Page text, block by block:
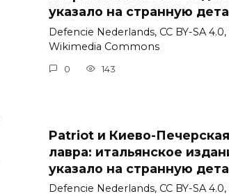
указало на странную
Defencie Nederlands, CC BY-SA 4.0,
Wikimedia Commons
0 143
Patriot и Киево-Печерская
лавра: итальянское
указало на странную
Defencie Nederlands, CC BY-SA 4.0,